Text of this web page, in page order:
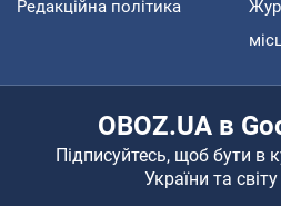
Редакційна політика
OBOZ.UA в
Підписуйтесь, щоб бути в
України та